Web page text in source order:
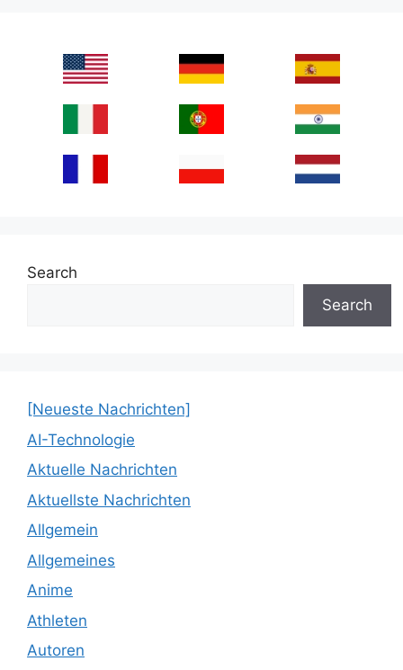
Search
Search
[Neueste Nachrichten]
AI-Technologie
Aktuelle Nachrichten
Aktuellste Nachrichten
Allgemein
Allgemeines
Anime
Athleten
Autoren